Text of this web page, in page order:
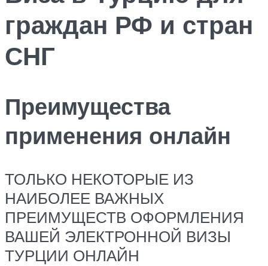
граждан РФ и стран
СНГ
Преимущества
применения онлайн
ТОЛЬКО НЕКОТОРЫЕ ИЗ
НАИБОЛЕЕ ВАЖНЫХ
ПРЕИМУЩЕСТВ ОФОРМЛЕНИЯ
ВАШЕЙ ЭЛЕКТРОННОЙ ВИЗЫ
ТУРЦИИ ОНЛАЙН